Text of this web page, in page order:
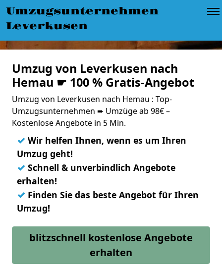
Umzugsunternehmen
Leverkusen
Umzug von Leverkusen nach
Hemau ☛ 100 % Gratis-Angebot
Umzug von Leverkusen nach Hemau : Top-
Umzugsunternehmen ➨ Umzüge ab 98€ –
Kostenlose Angebote in 5 Min.
✓ Wir helfen Ihnen, wenn es um Ihren
Umzug geht!
✓ Schnell & unverbindlich Angebote
erhalten!
✓ Finden Sie das beste Angebot für Ihren
Umzug!
blitzschnell kostenlose Angebote
erhalten